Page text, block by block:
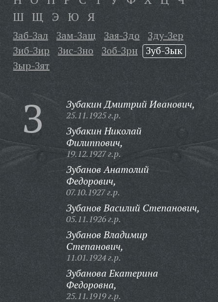
Ш Щ Э Ю Я
Заб-Зал Зам-Защ Зая-Здо
Зду-Зер
Зиб-Зир
Зис-Зно Зоб-Зрн
Зуб-Зык
Зыр-Зят
З Зубакин Дмитрий Иванович,
25.11.1925 г.р.
Зубакин Николай
Филиппович,
19.12.1927 г.р.
Зубанов Анатолий
Федорович,
07.10.1927 г.р.
Зубанов Василий Степанович,
05.11.1926 г.р.
Зубанов Владимир
Степанович,
11.01.1924 г.р.
Зубанова Екатерина
Федоровна,
25.11.1919 г.р.